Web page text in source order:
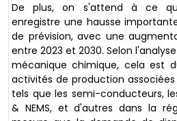
De plus, on s'attend à ce
enregistre une hausse
de prévision, avec une
entre 2023 et 2030. Selon
mécanique chimique, cela est
activités de production
tels que les semi-conducteurs,
& NEMS, et d'autres dans la